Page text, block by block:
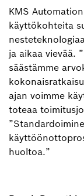
KMS
käyttökohteita
ja aikaa vievää.
säästämme
ajan voimme
toteaa
huoltoa.”